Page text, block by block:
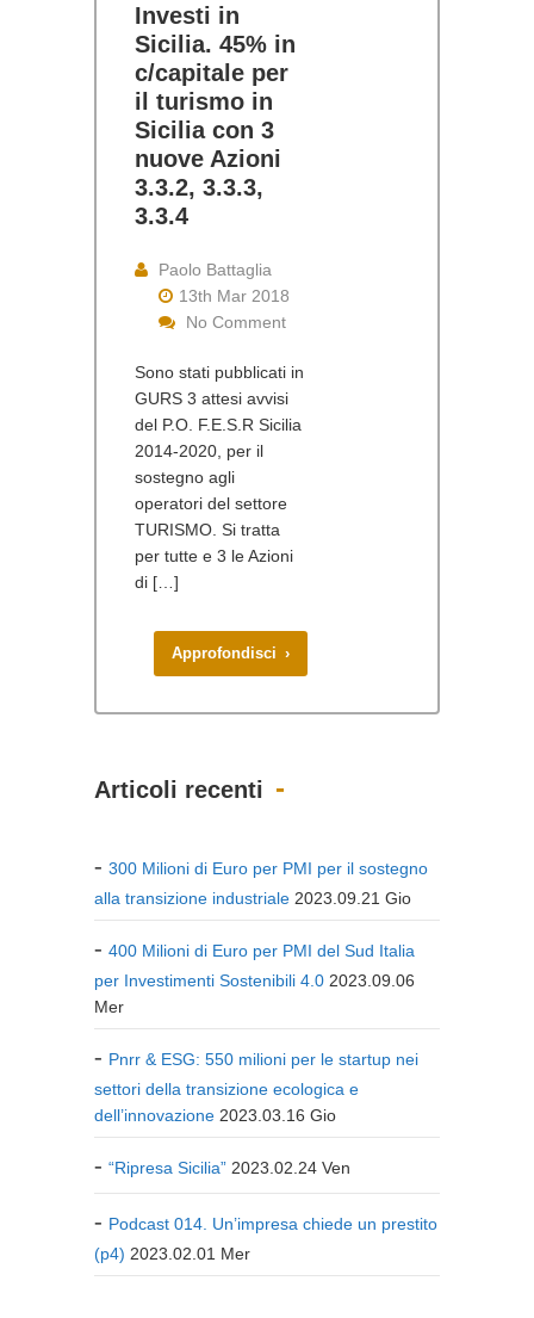
Investi in
Sicilia. 45% in
c/capitale per
il turismo in
Sicilia con 3
nuove Azioni
3.3.2, 3.3.3,
3.3.4
Paolo Battaglia
13th Mar 2018
No Comment
Sono stati pubblicati in
GURS 3 attesi avvisi
del P.O. F.E.S.R Sicilia
2014-2020, per il
sostegno agli
operatori del settore
TURISMO. Si tratta
per tutte e 3 le Azioni
di […]
Approfondisci ›
Articoli recenti
300 Milioni di Euro per PMI per il sostegno
alla transizione industriale 2023.09.21 Gio
400 Milioni di Euro per PMI del Sud Italia
per Investimenti Sostenibili 4.0 2023.09.06
Mer
Pnrr & ESG: 550 milioni per le startup nei
settori della transizione ecologica e
dell’innovazione 2023.03.16 Gio
“Ripresa Sicilia” 2023.02.24 Ven
Podcast 014. Un’impresa chiede un prestito
(p4) 2023.02.01 Mer